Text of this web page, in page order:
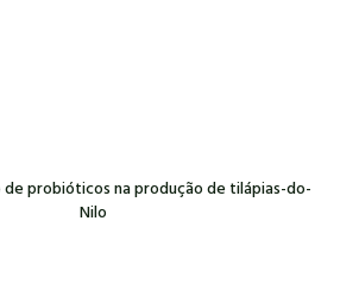
probióticos na produção de tilápias-do-
Nilo